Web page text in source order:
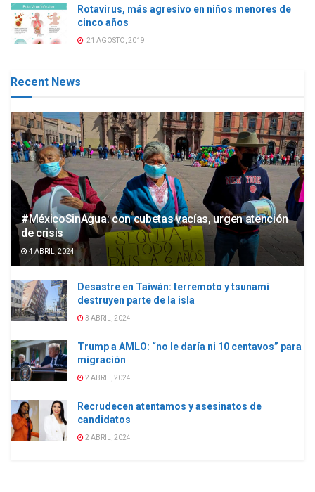
Rotavirus, más agresivo en niños menores de
cinco años
21 AGOSTO, 2019
Recent News
#MéxicoSinAgua: con cubetas vacías, urgen atención
de crisis
4 ABRIL, 2024
Desastre en Taiwán: terremoto y tsunami
destruyen parte de la isla
3 ABRIL, 2024
Trump a AMLO: “no le daría ni 10 centavos” para
migración
2 ABRIL, 2024
Recrudecen atentamos y asesinatos de
candidatos
2 ABRIL, 2024